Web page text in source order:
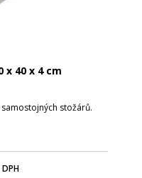
x 40 x 4 cm
stožárů.